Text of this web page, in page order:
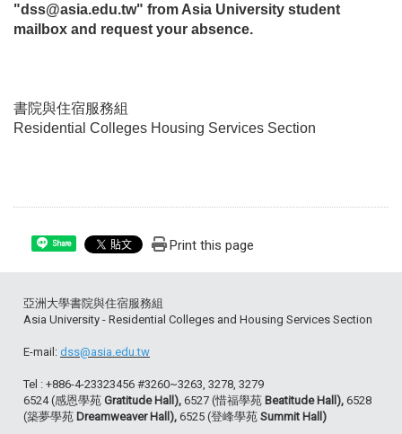
"dss@asia.edu.tw" from Asia University student
mailbox and request your absence.
書院與住宿服務組
Residential Colleges Housing Services Section
Share Print this page
亞洲大學書院與住宿服務組
Asia University - Residential Colleges and Housing Services Section
E-mail: dss@asia.edu.tw
Tel : +886-4-23323456 #3260~3263, 3278, 3279
6524 (感恩學苑 Gratitude Hall), 6527 (惜福學苑 Beatitude Hall), 6528
(築夢學苑 Dreamweaver Hall), 6525 (登峰學苑 Summit Hall)